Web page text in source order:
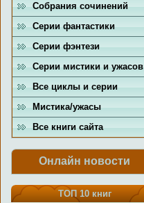
Собрания сочинений
Серии фантастики
Серии фэнтези
Серии мистики и ужасов
Все циклы и серии
Мистика/ужасы
Все книги сайта
Онлайн новости
ТОП 10 книг